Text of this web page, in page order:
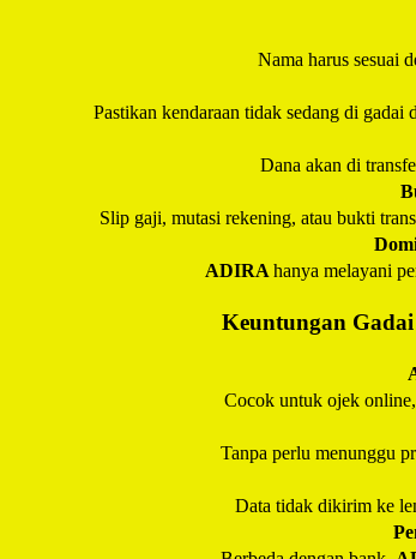
Nama harus sesuai
Pastikan kendaraan tidak sedang di
Dana akan di
Slip gaji, mutasi rekening, atau bukti
ADIRA hanya melayani
Keuntungan
Cocok untuk ojek
Tanpa perlu menunggu
Data tidak dikirim ke